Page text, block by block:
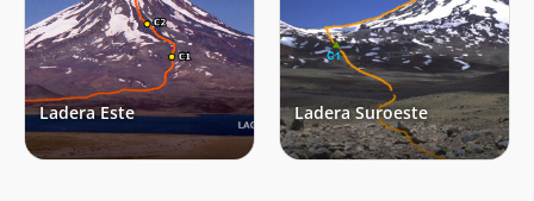
Ladera Este Ladera Suroeste